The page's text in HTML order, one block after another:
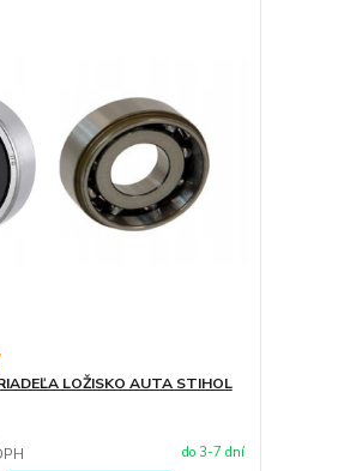
LOŽISKO AUTA STIHOL
do 3-7 dní